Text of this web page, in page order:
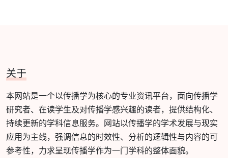
关于
本网站是一个以传播学为核心的专业资讯平台，面向传播学
研究者、在读学生及对传播学感兴趣的读者，提供结构化、
持续更新的学科信息服务。网站以传播学的学术发展与现实
应用为主线，强调信息的时效性、分析的逻辑性与内容的可
参考性，力求呈现传播学作为一门学科的整体面貌。